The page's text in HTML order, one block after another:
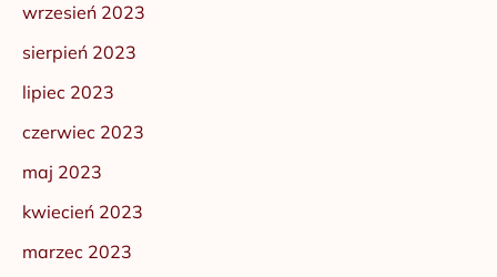
wrzesień 2023
sierpień 2023
lipiec 2023
czerwiec 2023
maj 2023
kwiecień 2023
marzec 2023